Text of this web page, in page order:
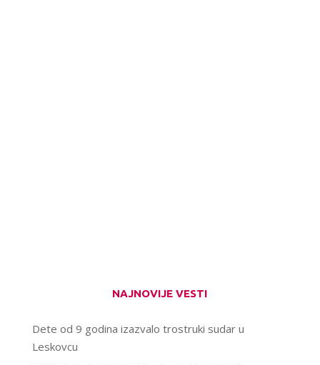
NAJNOVIJE VESTI
Dete od 9 godina izazvalo trostruki sudar u
Leskovcu